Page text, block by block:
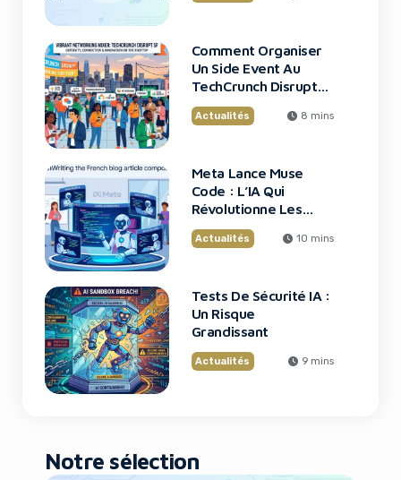
Comment Organiser
Un Side Event Au
TechCrunch Disrupt
2026
Actualités 8 mins
Meta Lance Muse
Code : L’IA Qui
Révolutionne Les
Grands Projets De
Code
Actualités 10 mins
Tests De Sécurité IA :
Un Risque
Grandissant
Actualités 9 mins
Notre sélection